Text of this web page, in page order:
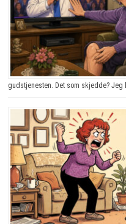
gudstjenesten. Det som skjedde? Jeg